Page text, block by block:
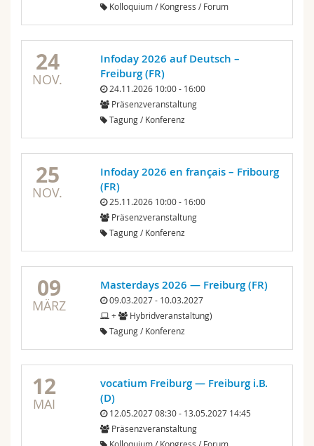
Kolloquium / Kongress / Forum
24
NOV.
Infoday 2026 auf Deutsch –
Freiburg (FR)
24.11.2026 10:00 - 16:00
Präsenzveranstaltung
Tagung / Konferenz
25
NOV.
Infoday 2026 en français – Fribourg
(FR)
25.11.2026 10:00 - 16:00
Präsenzveranstaltung
Tagung / Konferenz
09
MÄRZ
Masterdays 2026 — Freiburg (FR)
09.03.2027 - 10.03.2027
+
Hybridveranstaltung)
Tagung / Konferenz
12
MAI
vocatium Freiburg — Freiburg i.B.
(D)
12.05.2027 08:30 - 13.05.2027 14:45
Präsenzveranstaltung